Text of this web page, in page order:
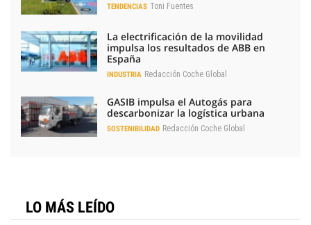
TENDENCIAS Toni Fuentes
La electrificación de la movilidad
impulsa los resultados de ABB en
España
INDUSTRIA Redacción Coche Global
GASIB impulsa el Autogás para
descarbonizar la logística urbana
SOSTENIBILIDAD Redacción Coche Global
LO MÁS LEÍDO